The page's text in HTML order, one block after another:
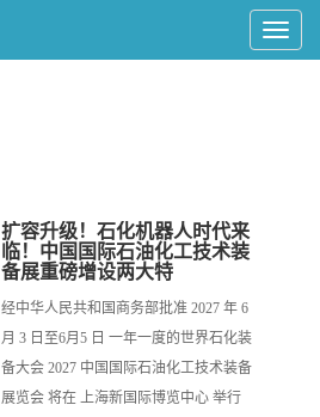
Toggle
扩容升级！石化机器人时代来
临！中国国际石油化工技术装
备展重磅增设两大特
经中华人民共和国商务部批准 2027 年 6
月 3 日至6月5 日 一年一度的世界石化装
备大会 2027 中国国际石油化工技术装备
展览会 将在 上海新国际博览中心 举行